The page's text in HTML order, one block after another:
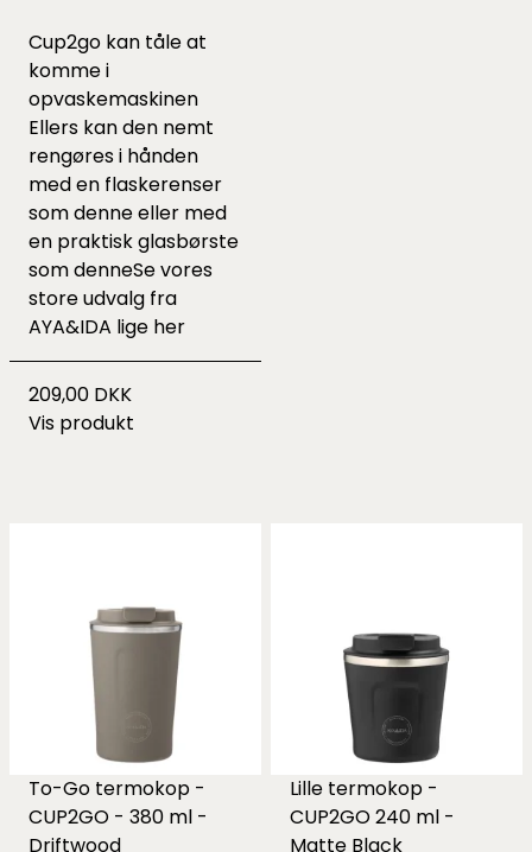
Cup2go kan tåle at
komme i
opvaskemaskinen
Ellers kan den nemt
rengøres i hånden
med en flaskerenser
somdenneeller med
en praktisk glasbørste
somdenneSe vores
store udvalg fra
AYA&IDA lige her
209,00 DKK
Vis produkt
To-Go termokop -
CUP2GO - 380 ml -
Driftwood
Lille termokop -
CUP2GO 240 ml -
Matte Black